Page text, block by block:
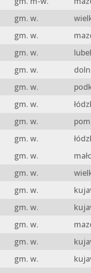
gm. w.
gm. w.
gm. w.
gm. w.
gm. w.
gm. w.
gm. w.
gm. w.
gm. w.
gm. w.
gm. w.
gm. w.
gm. w.
gm. w.
gm. w.